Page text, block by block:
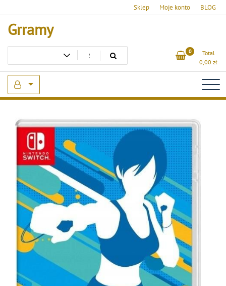
to
content
Sklep Moje konto BLOG
Grramy
0
Total
0,00 zł